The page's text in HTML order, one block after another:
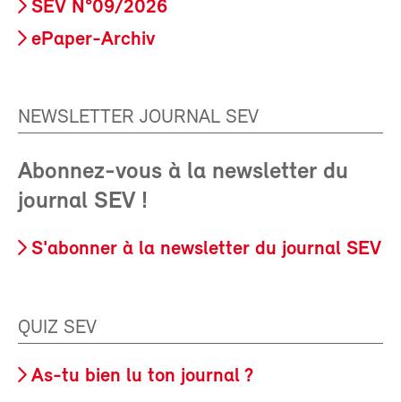
SEV N°09/2026
ePaper-Archiv
NEWSLETTER JOURNAL SEV
Abonnez-vous à la newsletter du
journal SEV !
S'abonner à la newsletter du journal SEV
QUIZ SEV
As-tu bien lu ton journal ?